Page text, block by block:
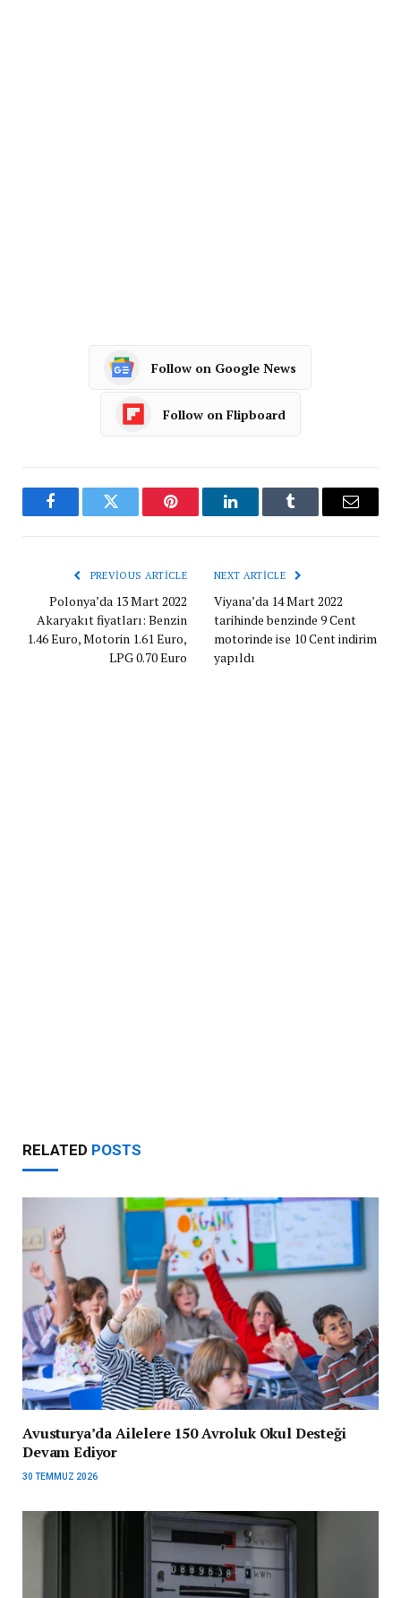
Follow on Google News
Follow on Flipboard
FacebookTwitter Pinterest LinkedInTumblr Email
PREVIOUS ARTICLE
Polonya’da 13 Mart 2022
Akaryakıt fiyatları: Benzin
1.46 Euro, Motorin 1.61 Euro,
LPG 0.70 Euro
NEXT ARTICLE
Viyana’da 14 Mart 2022
tarihinde benzinde 9 Cent
motorinde ise 10 Cent indirim
yapıldı
RELATED POSTS
Avusturya’da Ailelere 150 Avroluk Okul Desteği
Devam Ediyor
30 TEMMUZ 2026